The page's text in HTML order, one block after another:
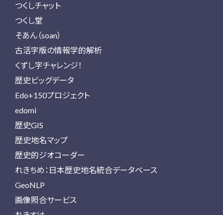
つくしチャット
つくし堂
そあん（soan）
古活字版の情報学的解析
くずし字チャレンジ！
歴史ビッグデータ
Edo+150プロジェクト
edomi
歴史GIS
歴史地名マップ
歴史的ジオコーダー
れきちめ：日本歴史地名統合データベース
GeoNLP
画像照合サービス